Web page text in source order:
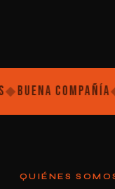
Compañía◆
QUIÉNES